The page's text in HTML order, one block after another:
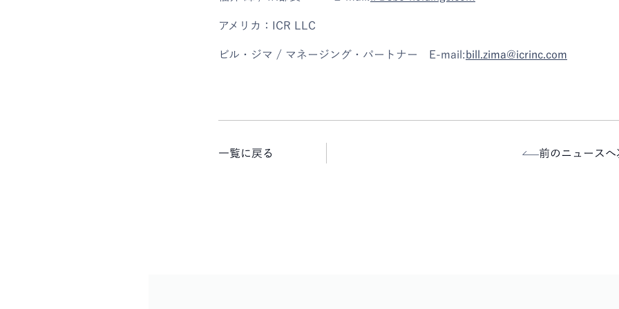
アメリカ：ICR LLC
ビル・ジマ / マネージング・パートナー E-mail: bill.zima@icrinc.com
一覧に戻る 前のニュースへ